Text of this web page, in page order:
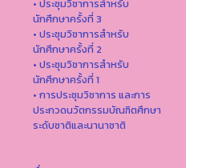
• ประชุมวิชาการสำหรับ
นักศึกษาครั้งที่ 3
• ประชุมวิชาการสำหรับ
นักศึกษาครั้งที่ 2
• ประชุมวิชาการสำหรับ
นักศึกษาครั้งที่ 1
• การประชุมวิชาการ และการ
ประกวดนวัตกรรมบัณฑิตศึกษา
ระดับชาติและนานาชาติ